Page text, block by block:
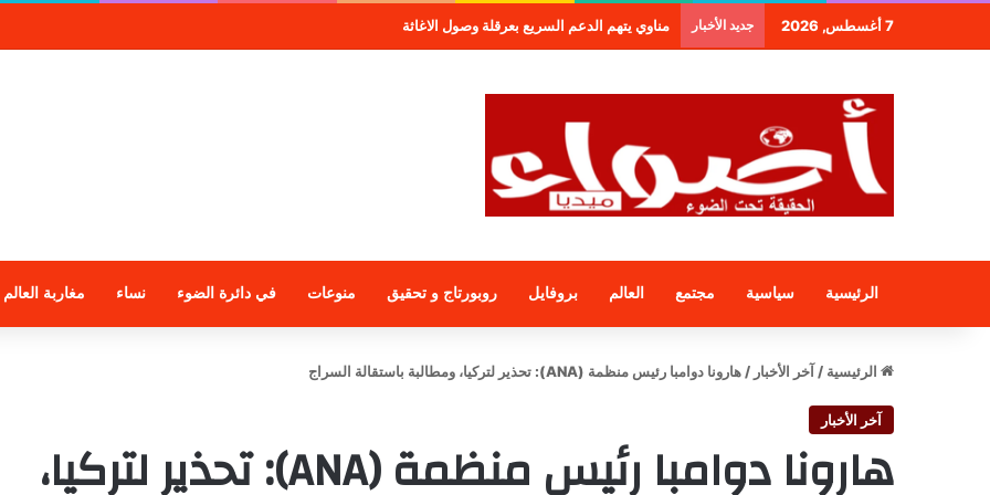
7 أغسطس, 2026 جديد الأخبار طنجة.. مجموعة فندقية جديدة لمجموعة الراجحي الاستثمارية
الرئيسية سياسية مجتمع العالم بروفايل روبورتاج و تحقيق منوعات في دائرة الضوء نساء مغاربة العالم
الرئيسية / آخر الأخبار / هارونا دوامبا رئيس منظمة (ANA): تحذير لتركيا، ومطالبة باستقالة السراج
آخر الأخبار
هارونا دوامبا رئيس منظمة (ANA): تحذير لتركيا،